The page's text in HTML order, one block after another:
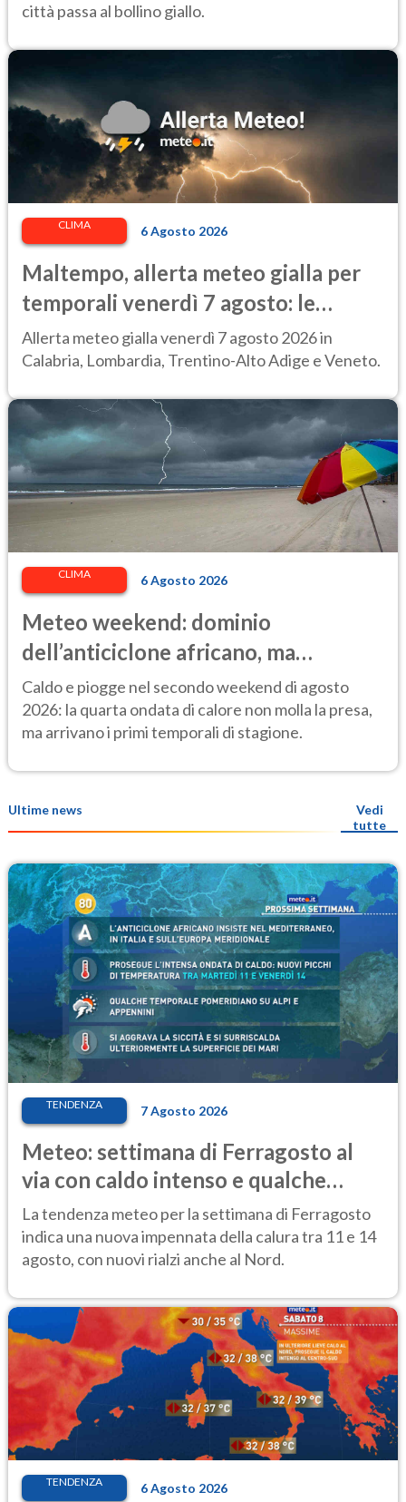
città passa al bollino giallo.
CLIMA 6 Agosto 2026
Maltempo, allerta meteo gialla per
temporali venerdì 7 agosto: le
regioni colpite
Allerta meteo gialla venerdì 7 agosto 2026 in
Calabria, Lombardia, Trentino-Alto Adige e Veneto.
CLIMA 6 Agosto 2026
Meteo weekend: dominio
dell’anticiclone africano, ma
attenzione ai temporali intensi. Le
previsioni
Caldo e piogge nel secondo weekend di agosto
2026: la quarta ondata di calore non molla la presa,
ma arrivano i primi temporali di stagione.
Ultime news
Vedi
tutte
TENDENZA 7 Agosto 2026
Meteo: settimana di Ferragosto al
via con caldo intenso e qualche
temporale
La tendenza meteo per la settimana di Ferragosto
indica una nuova impennata della calura tra 11 e 14
agosto, con nuovi rialzi anche al Nord.
TENDENZA 6 Agosto 2026